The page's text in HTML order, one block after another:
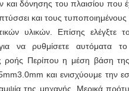
δόνησης του πλαισίου που
και τους τυποποιημένους
υλικών. Επίσης
να ρυθμίσετε αυτόματα
ροής Περίπου η μέση βάση
και ενισχύουμε την
της μηχανής. Μερικά